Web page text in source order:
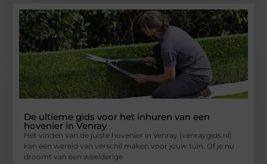
De ultieme gids voor het inhuren van een
hovenier in Venray
Het vinden van de juiste hovenier in Venray (venraygids.nl)
kan een wereld van verschil maken voor jouw tuin. Of je nu
droomt van een weelderige